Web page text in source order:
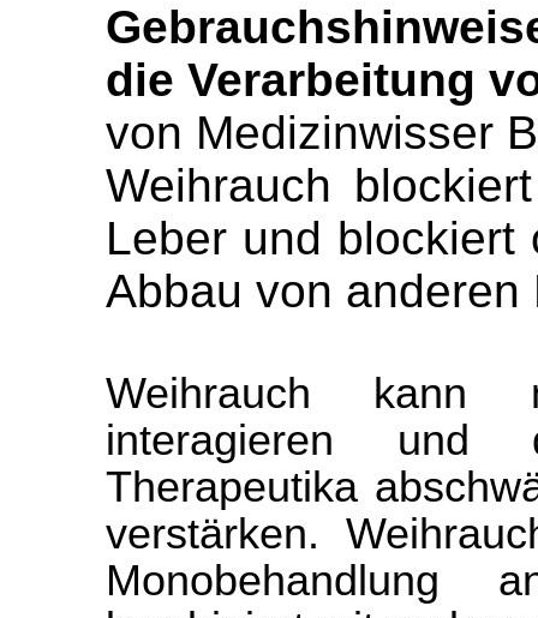
die Verarbeitung
von Medizinwisser
Weihrauch
Leber und
Abbau von anderen
Weihrauch kann
interagieren und
Therapeutika
verstärken.
Monobehandlung